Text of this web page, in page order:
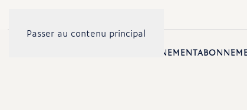
Passer au contenu principal
ENSEIGNEMENT